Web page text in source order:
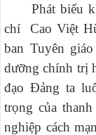
Phát biểu
chí Cao Việt
ban Tuyên
dưỡng chính trị
đạo Đảng ta
trọng của
nghiệp cách